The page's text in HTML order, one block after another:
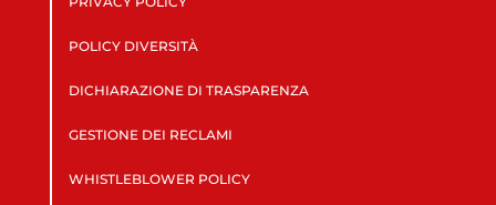
POLICY DIVERSITÀ
DICHIARAZIONE DI TRASPARENZA
GESTIONE DEI RECLAMI
WHISTLEBLOWER POLICY